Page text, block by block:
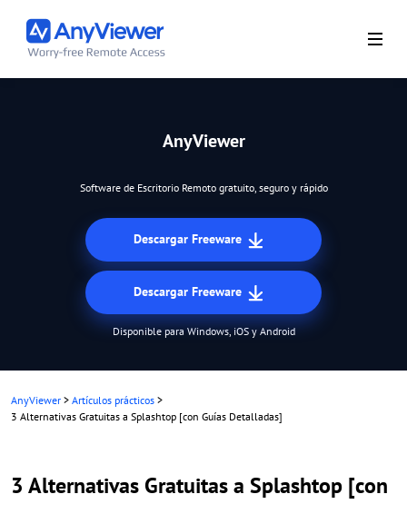
AnyViewer
Software de Escritorio Remoto gratuito, seguro y rápido
Descargar Freeware
Descargar Freeware
Disponible para Windows, iOS y Android
AnyViewer > Artículos prácticos >
3 Alternativas Gratuitas a Splashtop [con Guías Detalladas]
3 Alternativas Gratuitas a Splashtop [con